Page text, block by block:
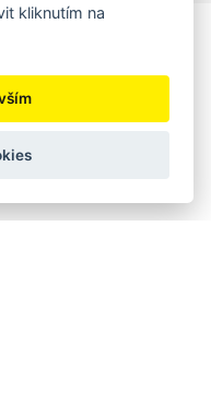
kliknutím na